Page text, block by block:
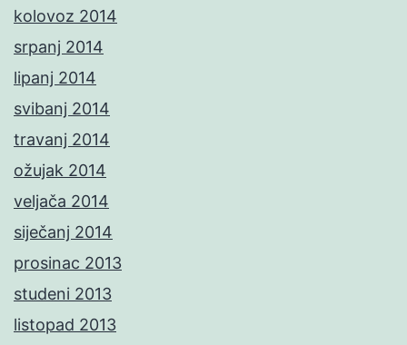
kolovoz 2014
srpanj 2014
lipanj 2014
svibanj 2014
travanj 2014
ožujak 2014
veljača 2014
siječanj 2014
prosinac 2013
studeni 2013
listopad 2013